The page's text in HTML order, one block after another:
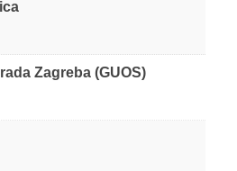
Zagreba (GUOS)